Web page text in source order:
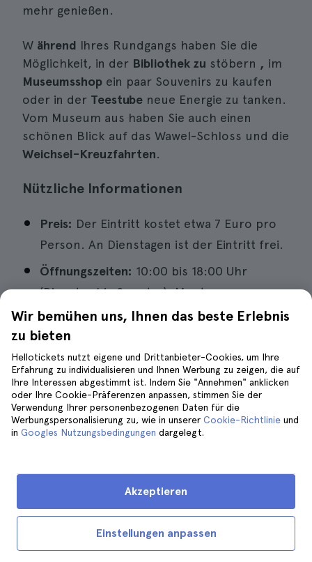
mehr genießen.
W ährend Ihres Rundgangs haben Sie die
Möglichkeit, in der Bibliothek zu stöbern , im
Museumsshop ein paar Souvenirs zu kaufen
oder in der Teestube neue Energie zu tanken.
Vom Museum aus haben Sie auch einen
schönen Blick auf das Wawel-Schloss und die
Weichsel-Kreuzfahrten.
Nützliche Informationen
Preis: Der Eintritt kostet etwa 7 Euro pro
Person. An Dienstagen ist der Eintritt frei.
Öffnungszeiten: 10:00 bis 18:00 Uhr
(Dienstag bis Sonntag). Montags
geschlossen.
Buchen Sie eine Weichsel-Kreuzfahrt
9. Erkunden Sie den Sukiennicer
Tuchmarkt
Ein2-tägigeroder längererAufenthalt in
ist nicht komplett ohne einen Besuch
desSukiennice-Marktes,auch bekannt als
Wir bemühen uns, Ihnen das beste Erlebnis
zu bieten
Hellotickets nutzt eigene und Drittanbieter-Cookies, um Ihre
Erfahrung zu individualisieren und Ihnen Werbung zu zeigen, die auf
Ihre Interessen abgestimmt ist. Indem Sie "Annehmen" anklicken
oder Ihre Cookie-Präferenzen anpassen, stimmen Sie der
Verwendung Ihrer personenbezogenen Daten für die
Werbungspersonalisierung zu, wie in unserer Cookie-Richtlinie und
in Googles Nutzungsbedingungen dargelegt.
Einstellungen anpassen
Akzeptieren